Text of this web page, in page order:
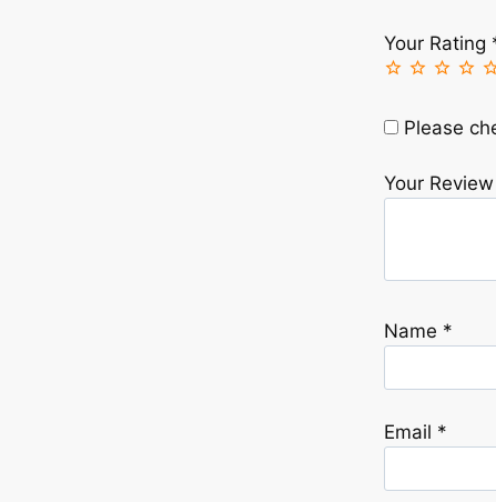
Your Rating
Please
Your Review
Name *
Email *